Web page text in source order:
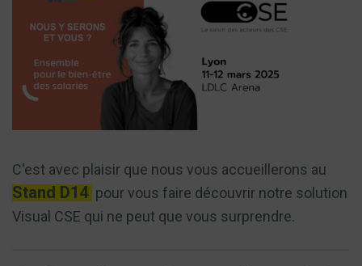
C'est avec plaisir que nous vous accueillerons au
Stand D14 pour vous faire découvrir notre solution
Visual CSE qui ne peut que vous surprendre.